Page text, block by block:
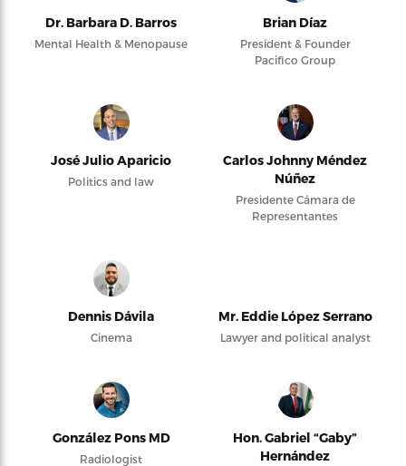
Dr. Barbara D. Barros
Mental Health & Menopause
Brian Díaz
President & Founder
Pacifico Group
José Julio Aparicio
Politics and law
Carlos Johnny Méndez
Núñez
Presidente Cámara de
Representantes
Dennis Dávila
Cinema
Mr. Eddie López Serrano
Lawyer and political analyst
González Pons MD
Radiologist
Hon. Gabriel “Gaby”
Hernández